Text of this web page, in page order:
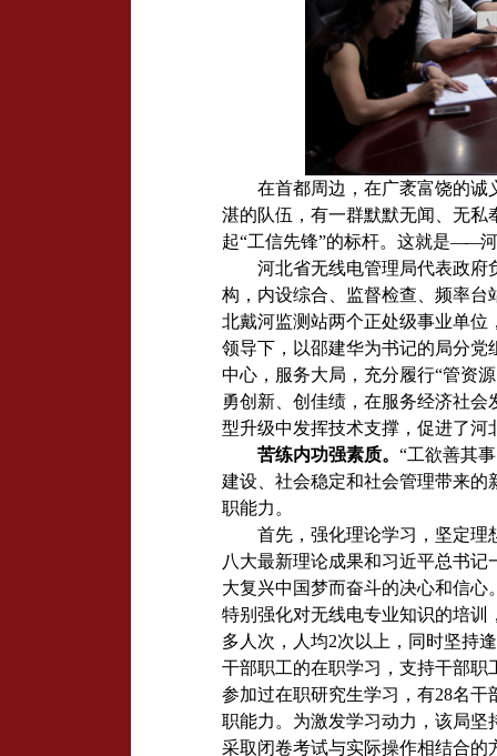
在首都周边，在广袤富饶的诚
湛的队伍，有一群默默无闻、无私
起“工信先锋”的标杆。这就是——
河北省无线电管理局代表政府负
构，内设综合、监督检查、频率
北戴河监测站两个正处级事业单位
领导下，以邵建华为书记的局分
中心，服务大局，充分履行“管资
勇创新、创佳绩，在服务经济社
型升级中发挥技术支撑，促进了
苦练内功强素质。“工欲善其
建设、社会稳定和社会管理带来
职能力。
首先，强化理论学习，坚定理
八大最新理论成果和习近平总书
大复兴中国梦而奋斗的决心和信
特别强化对无线电专业知识的培
多人次，人均2次以上，同时坚持
干部职工的在职学习，支持干部
参加过在职研究生学习，有28名干
职能力。为激发学习动力，该局
采取闭卷考试与实际操作相结合